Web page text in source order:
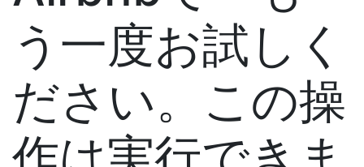
う一度お試しく
ださい。この操